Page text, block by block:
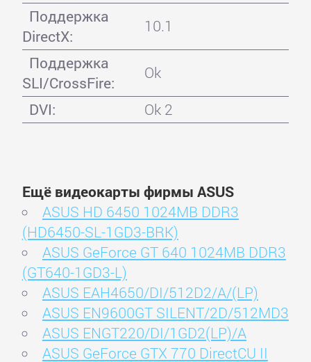
Поддержка
DirectX:
10.1
Поддержка
SLI/CrossFire:
Ok
DVI:
Ok 2
Ещё видеокарты фирмы ASUS
ASUS HD 6450 1024MB DDR3
(HD6450-SL-1GD3-BRK)
ASUS GeForce GT 640 1024MB DDR3
(GT640-1GD3-L)
ASUS EAH4650/DI/512D2/A/(LP)
ASUS EN9600GT SILENT/2D/512MD3
ASUS ENGT220/DI/1GD2(LP)/A
ASUS GeForce GTX 770 DirectCU II